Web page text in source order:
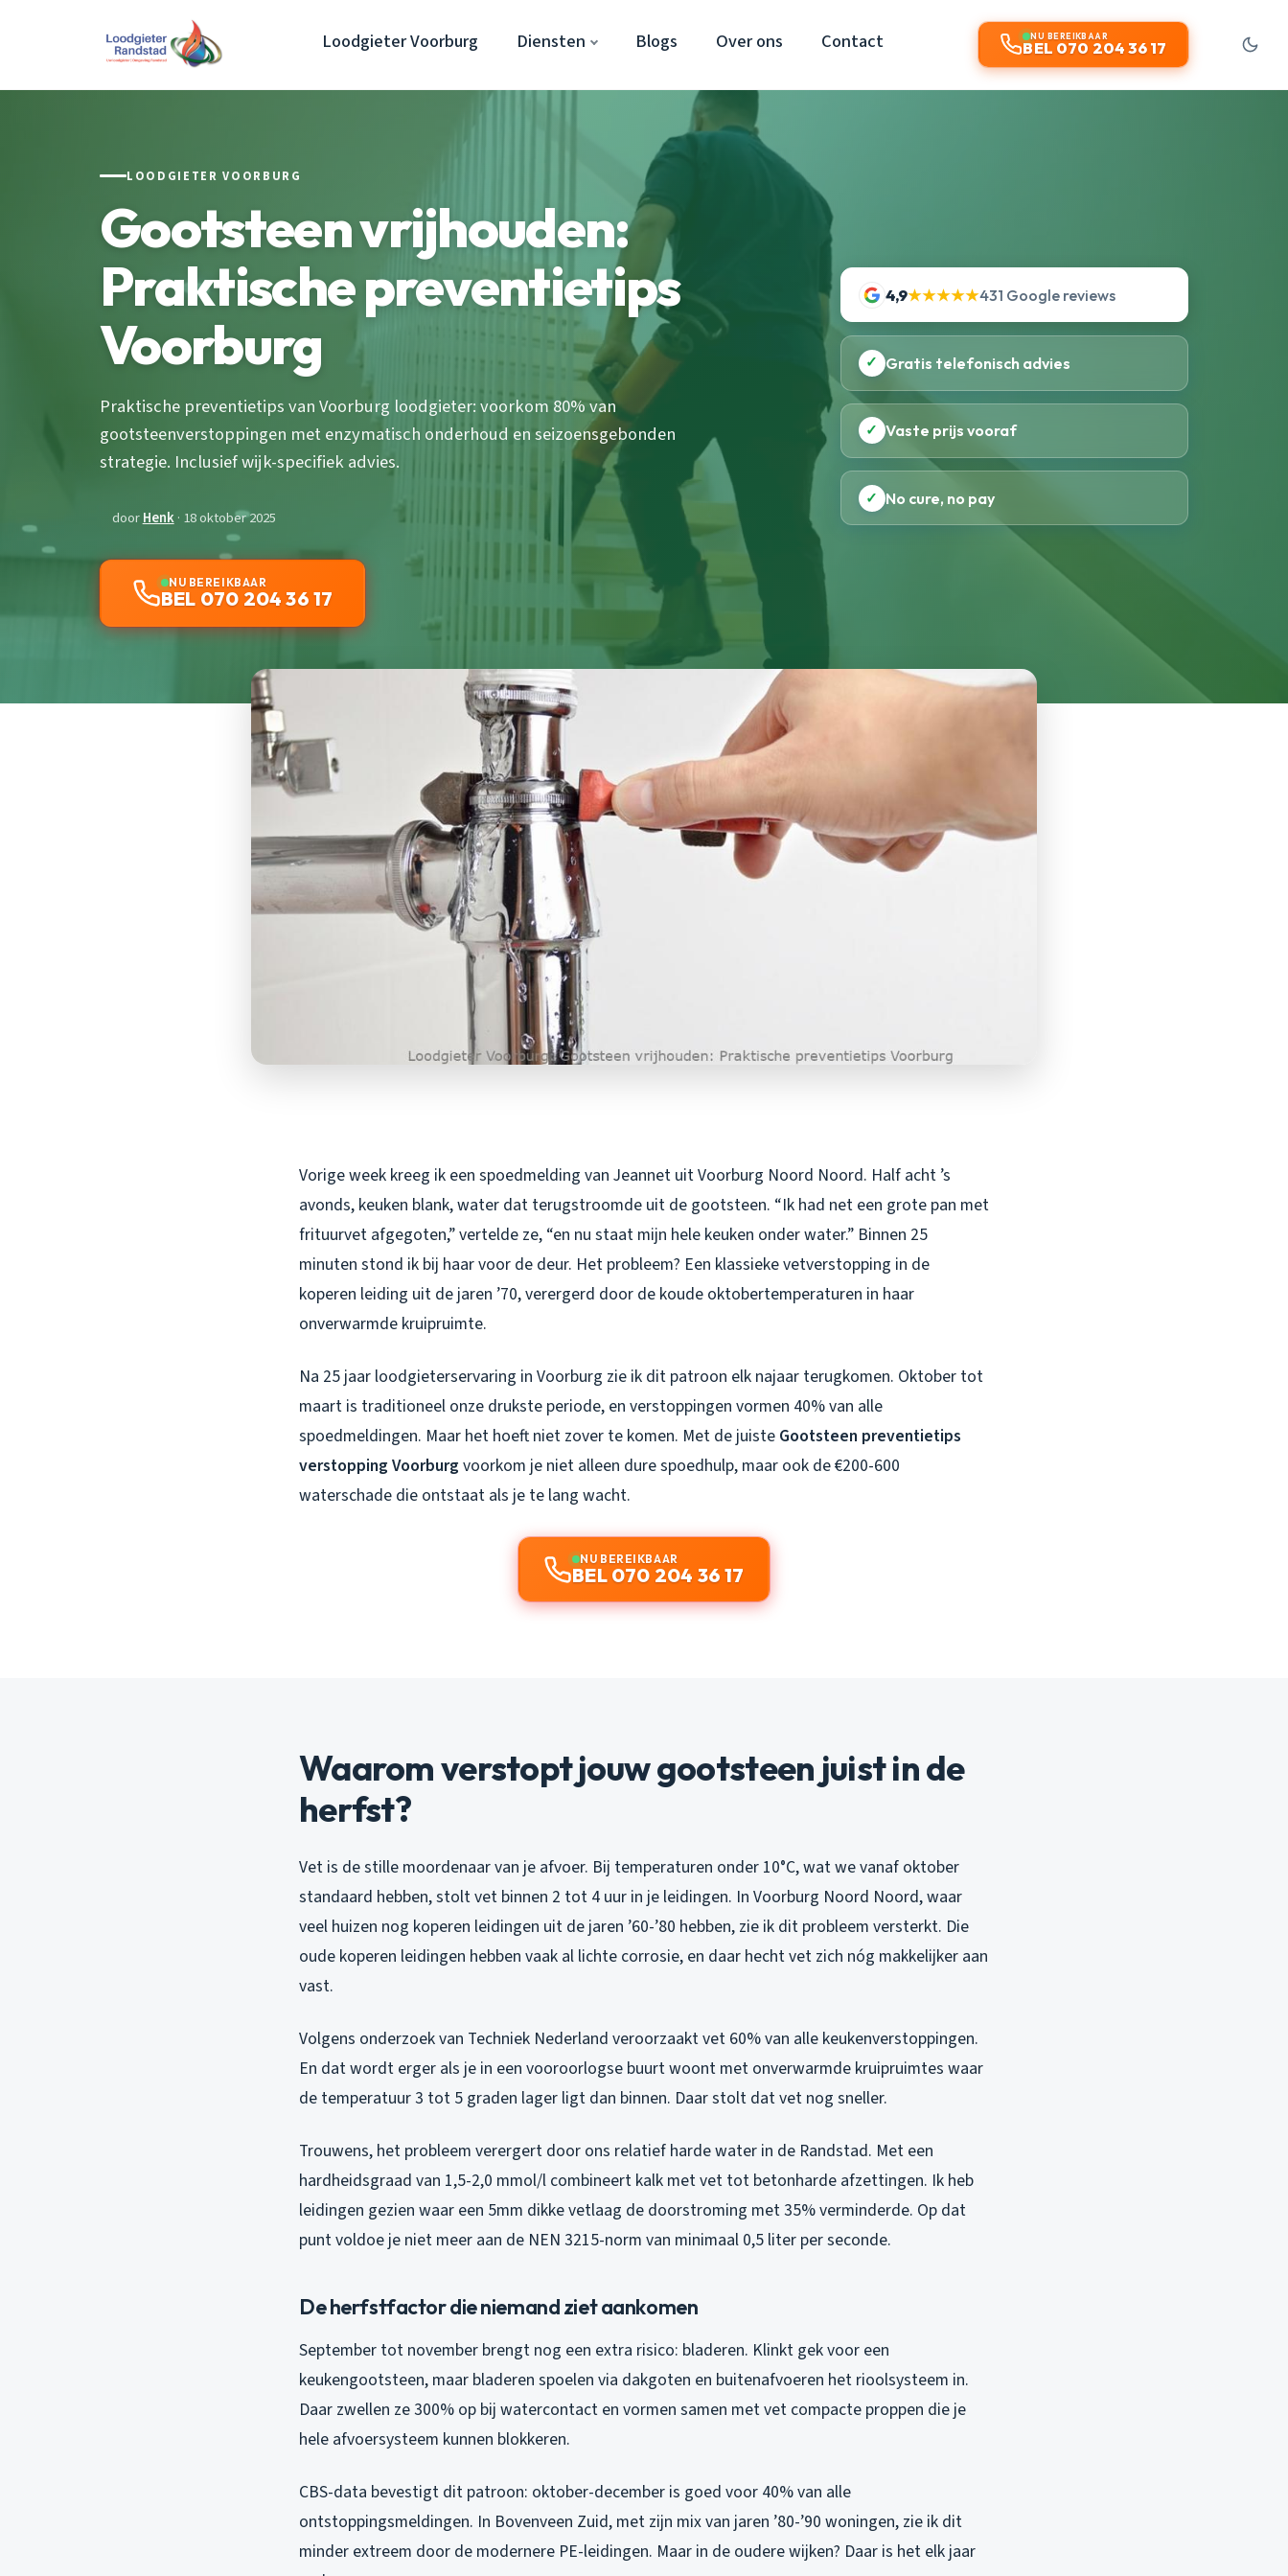
Loodgieter Voorburg Diensten Blogs Over ons Contact NU BEREIKBAAR
BEL 070 204 36 17
LOODGIETER VOORBURG
Gootsteen vrijhouden:
Praktische preventietips
Voorburg
Praktische preventietips van Voorburg loodgieter: voorkom 80% van
gootsteenverstoppingen met enzymatisch onderhoud en seizoensgebonden
strategie. Inclusief wijk-specifiek advies.
doorHenk· 18 oktober 2025
NU BEREIKBAAR
BEL 070 204 36 17
4,9★★★★★431 Google reviews
✓ Gratis telefonisch advies
✓ Vaste prijs vooraf
✓ No cure, no pay
Vorige week kreeg ik een spoedmelding van Jeannet uit Voorburg Noord Noord. Half acht ’s
avonds, keuken blank, water dat terugstroomde uit de gootsteen. “Ik had net een grote pan met
frituurvet afgegoten,” vertelde ze, “en nu staat mijn hele keuken onder water.” Binnen 25
minuten stond ik bij haar voor de deur. Het probleem? Een klassieke vetverstopping in de
koperen leiding uit de jaren ’70, verergerd door de koude oktobertemperaturen in haar
onverwarmde kruipruimte.
Na 25 jaar loodgieterservaring in Voorburg zie ik dit patroon elk najaar terugkomen. Oktober tot
maart is traditioneel onze drukste periode, en verstoppingen vormen 40% van alle
spoedmeldingen. Maar het hoeft niet zover te komen. Met de juiste Gootsteen preventietips
verstopping Voorburg voorkom je niet alleen dure spoedhulp, maar ook de €200-600
waterschade die ontstaat als je te lang wacht.
NU BEREIKBAAR
BEL 070 204 36 17
Waarom verstopt jouw gootsteen juist in de
herfst?
Vet is de stille moordenaar van je afvoer. Bij temperaturen onder 10°C, wat we vanaf oktober
standaard hebben, stolt vet binnen 2 tot 4 uur in je leidingen. In Voorburg Noord Noord, waar
veel huizen nog koperen leidingen uit de jaren ’60-’80 hebben, zie ik dit probleem versterkt. Die
oude koperen leidingen hebben vaak al lichte corrosie, en daar hecht vet zich nóg makkelijker aan
vast.
Volgens onderzoek van Techniek Nederland veroorzaakt vet 60% van alle keukenverstoppingen.
En dat wordt erger als je in een vooroorlogse buurt woont met onverwarmde kruipruimtes waar
de temperatuur 3 tot 5 graden lager ligt dan binnen. Daar stolt dat vet nog sneller.
Trouwens, het probleem verergert door ons relatief harde water in de Randstad. Met een
hardheidsgraad van 1,5-2,0 mmol/l combineert kalk met vet tot betonharde afzettingen. Ik heb
leidingen gezien waar een 5mm dikke vetlaag de doorstroming met 35% verminderde. Op dat
punt voldoe je niet meer aan de NEN 3215-norm van minimaal 0,5 liter per seconde.
De herfstfactor die niemand ziet aankomen
September tot november brengt nog een extra risico: bladeren. Klinkt gek voor een
keukengootsteen, maar bladeren spoelen via dakgoten en buitenafvoeren het rioolsysteem in.
Daar zwellen ze 300% op bij watercontact en vormen samen met vet compacte proppen die je
hele afvoersysteem kunnen blokkeren.
CBS-data bevestigt dit patroon: oktober-december is goed voor 40% van alle
ontstoppingsmeldingen. In Bovenveen Zuid, met zijn mix van jaren ’80-’90 woningen, zie ik dit
minder extreem door de modernere PE-leidingen. Maar in de oudere wijken? Daar is het elk jaar